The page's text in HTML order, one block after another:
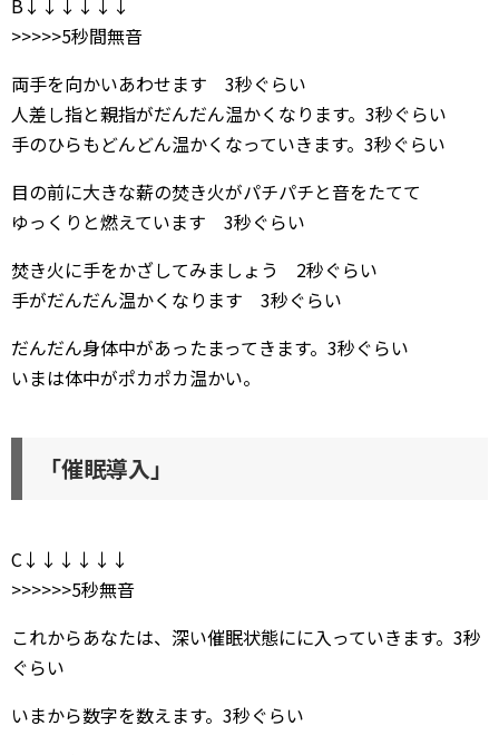
B↓↓↓↓↓↓
>>>>>5秒間無音
両手を向かいあわせます 3秒ぐらい
人差し指と親指がだんだん温かくなります。3秒ぐらい
手のひらもどんどん温かくなっていきます。3秒ぐらい
目の前に大きな薪の焚き火がパチパチと音をたてて
ゆっくりと燃えています 3秒ぐらい
焚き火に手をかざしてみましょう 2秒ぐらい
手がだんだん温かくなります 3秒ぐらい
だんだん身体中があったまってきます。3秒ぐらい
いまは体中がポカポカ温かい。
「催眠導入」
C↓↓↓↓↓↓
>>>>>>5秒無音
これからあなたは、深い催眠状態にに入っていきます。3秒
ぐらい
いまから数字を数えます。3秒ぐらい